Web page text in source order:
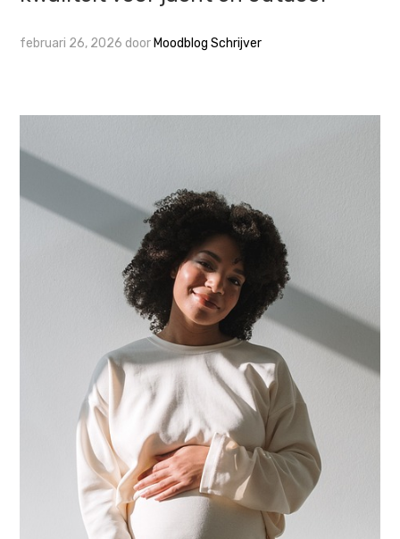
februari 26, 2026 door Moodblog Schrijver